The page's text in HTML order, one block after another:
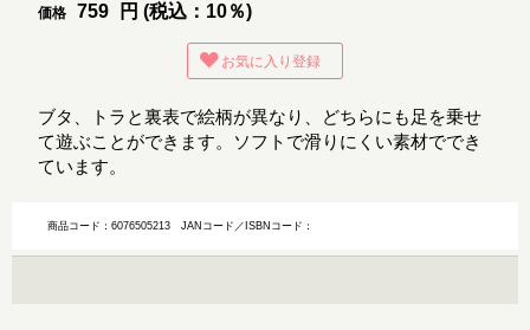
価格
759 円 (税込：10％)
お気に入り登録
ブタ、トラと裏表で絵柄が異なり、どちらにも足を乗せ
て遊ぶことができます。ソフトで滑りにくい素材ででき
ています。
商品コード：6076505213JANコード／ISBNコード：